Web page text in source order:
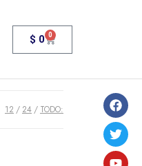
$ 0 0
12 24 TODO: